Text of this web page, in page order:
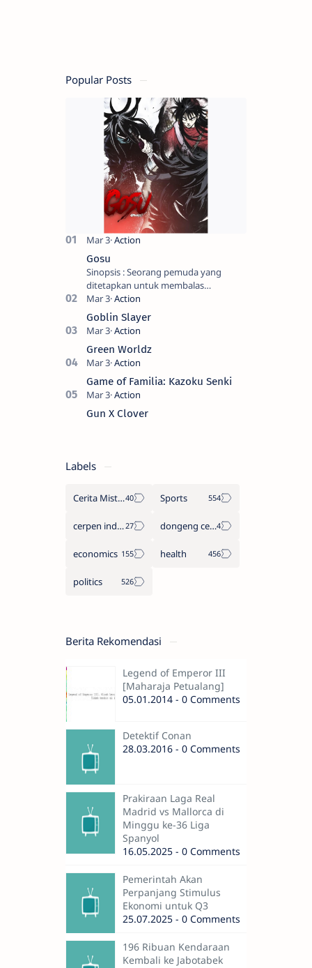
Popular Posts
Gosu
Sinopsis : Seorang pemuda yang
ditetapkan untuk membalas
masternya, seorang seniman bela diri
kuat sekali yang dikhianati oleh anak
buahn…
Goblin Slayer
Green Worldz
Game of Familia: Kazoku Senki
Gun X Clover
Labels
Cerita Misteri Sports
cerpen indonesia dongeng cerita legenda
economics health
politics
Berita Rekomendasi
Legend of Emperor III
[Maharaja Petualang]
05.01.2014 - 0 Comments
Detektif Conan
28.03.2016 - 0 Comments
Prakiraan Laga Real
Madrid vs Mallorca di
Minggu ke-36 Liga
Spanyol
16.05.2025 - 0 Comments
Pemerintah Akan
Perpanjang Stimulus
Ekonomi untuk Q3
25.07.2025 - 0 Comments
196 Ribuan Kendaraan
Kembali ke Jabotabek